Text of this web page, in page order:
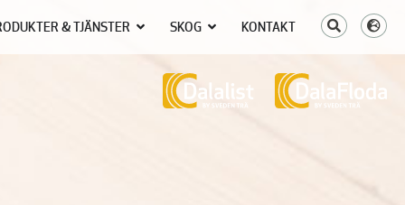
& TJÄNSTER SKOG KONTAKT